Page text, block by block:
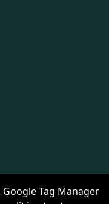
Tag Manager